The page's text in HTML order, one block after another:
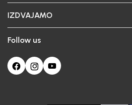
IZDVAJAMO
Follow us